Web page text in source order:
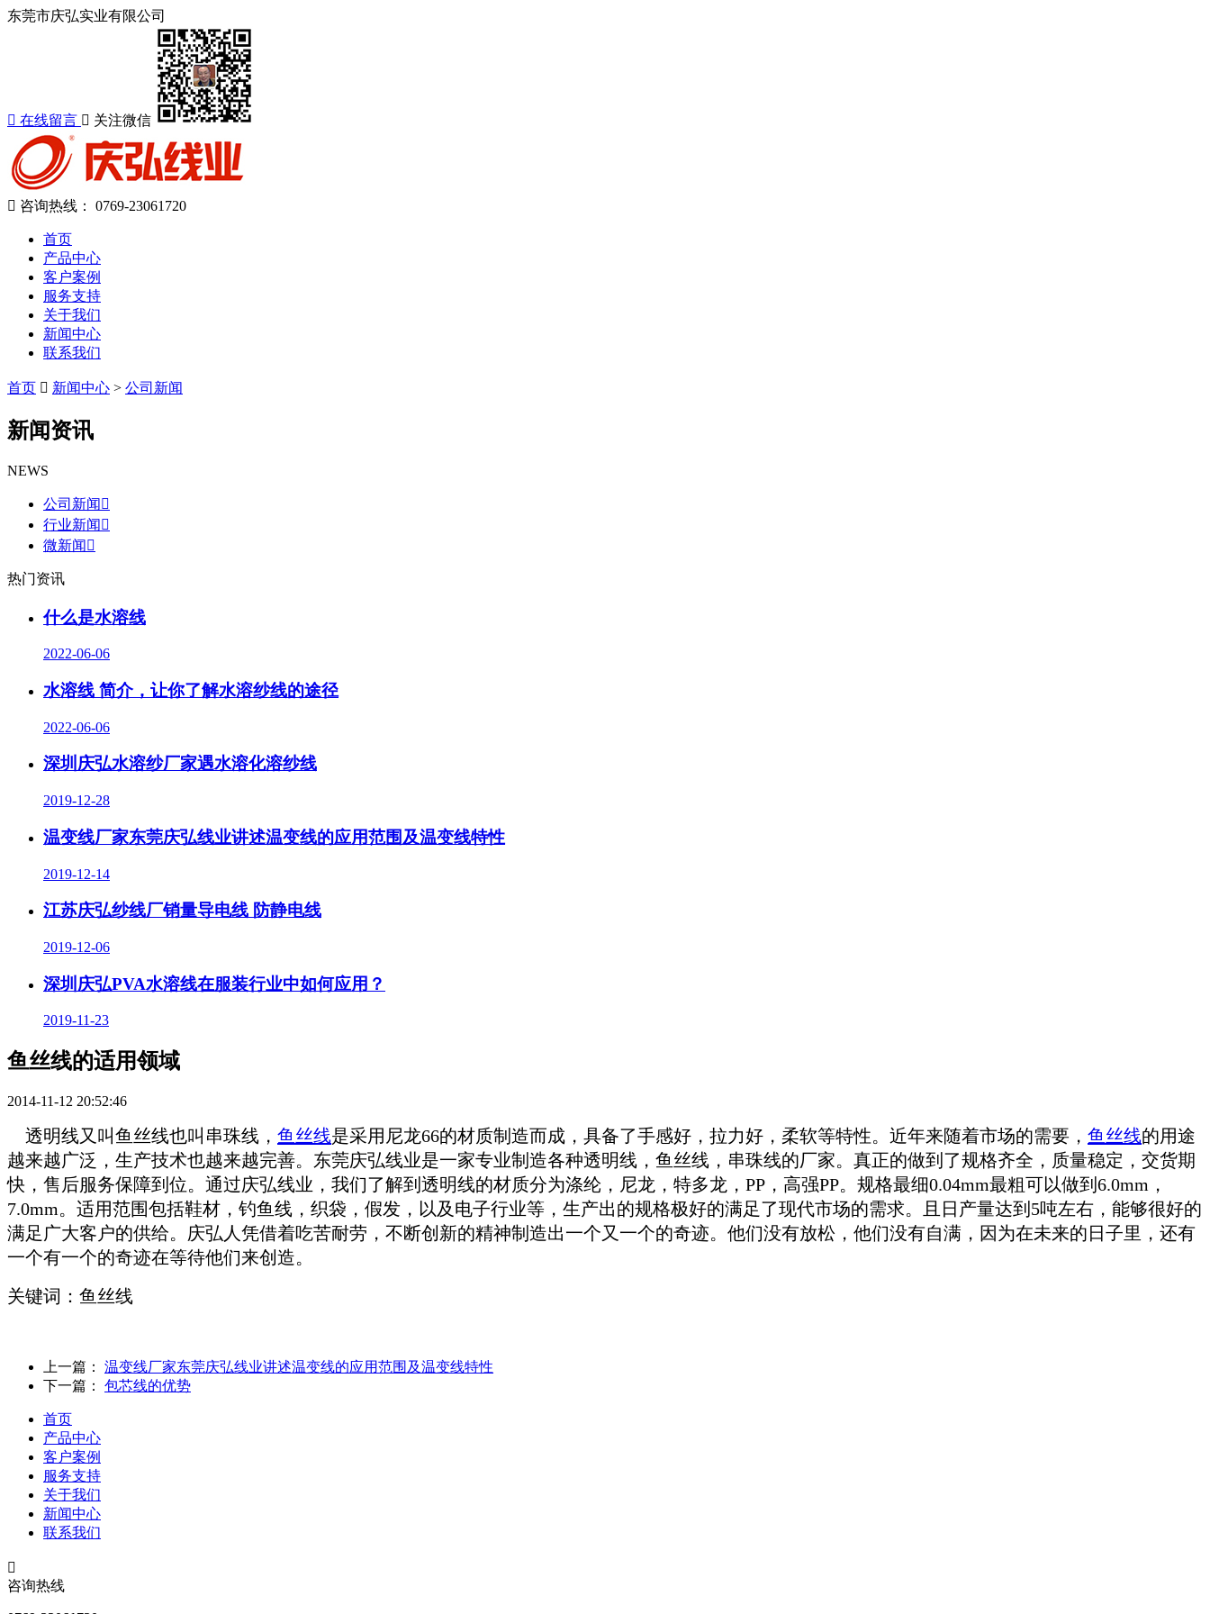
东莞市庆弘实业有限公司
在线留言 关注微信
咨询热线： 0769-23061720
首页
产品中心
客户案例
服务支持
关于我们
新闻中心
联系我们
首页 新闻中心 > 公司新闻
新闻资讯
NEWS
公司新闻
行业新闻
微新闻
热门资讯
什么是水溶线
2022-06-06
水溶线 简介，让你了解水溶纱线的途径
2022-06-06
深圳庆弘水溶纱厂家遇水溶化溶纱线
2019-12-28
温变线厂家东莞庆弘线业讲述温变线的应用范围及温变线特性
2019-12-14
江苏庆弘纱线厂销量导电线 防静电线
2019-12-06
深圳庆弘PVA水溶线在服装行业中如何应用？
2019-11-23
鱼丝线的适用领域
2014-11-12 20:52:46
透明线又叫鱼丝线也叫串珠线， 鱼丝线是采用尼龙66的材质制造而成，具备了手感好，拉力好，柔软等特性。近年来随着市场的需要， 鱼丝线的用途
越来越广泛，生产技术也越来越完善。东莞庆弘线业是一家专业制造各种透明线，鱼丝线，串珠线的厂家。真正的做到了规格齐全，质量稳定，交货期
快，售后服务保障到位。通过庆弘线业，我们了解到透明线的材质分为涤纶，尼龙，特多龙， PP ，高强PP。规格最细0.04mm最粗可以做到 6.0mm ，
7.0mm。适用范围包括鞋材，钓鱼线，织袋，假发，以及电子行业等，生产出的规格极好的满足了现代市场的需求。且日产量达到 5吨左右，能够很好的
满足广大客户的供给。庆弘人凭借着吃苦耐劳，不断创新的精神制造出一个又一个的奇迹。他们没有放松，他们没有自满，因为在未来的日子里，还有
一个有一个的奇迹在等待他们来创造。
关键词：鱼丝线
上一篇：
温变线厂家东莞庆弘线业讲述温变线的应用范围及温变线特性
下一篇：
包芯线的优势
首页
产品中心
客户案例
服务支持
关于我们
新闻中心
联系我们
咨询热线